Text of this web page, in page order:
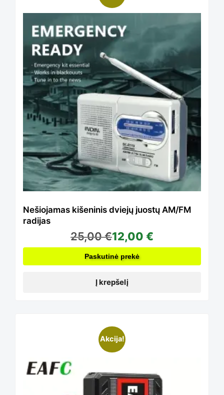
Nešiojamas kišeninis dviejų juostų AM/FM
radijas
25,00€12,00 €
Paskutinė prekė
Į krepšelį
Akcija!
product